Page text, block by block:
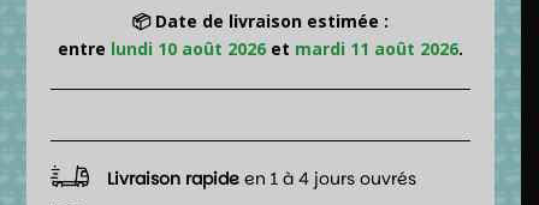
📦 Date de livraison estimée :
entre lundi 10 août 2026 et mardi 11 août 2026.
Livraison rapide en 1 à 4 jours ouvrés